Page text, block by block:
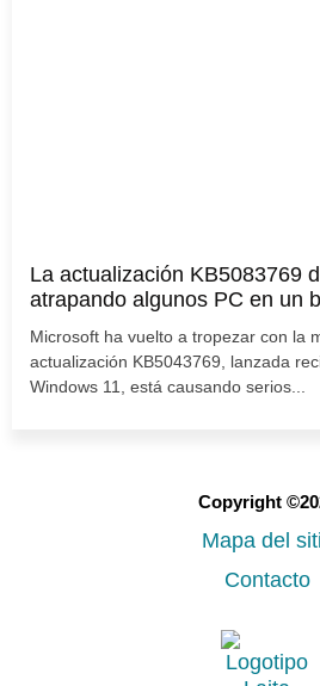
La actualización KB5083769
atrapando algunos PC en un
Microsoft ha vuelto a tropezar con la
actualización KB5043769, lanzada
Windows 11, está causando serios...
Copyright
Mapa del
Contacto